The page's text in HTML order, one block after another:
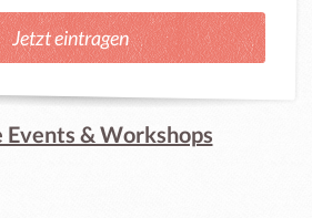
Jetzt eintragen
Events & Workshops